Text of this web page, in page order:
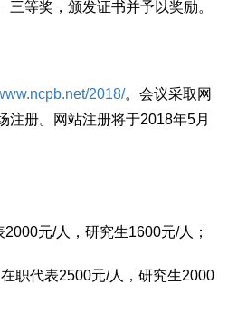
等奖，颁发证书并予以奖励。
2018/。会议采取网
注册。网站注册将于2018年5月
元/人，研究生1600元/人；
代表2500元/人，研究生2000